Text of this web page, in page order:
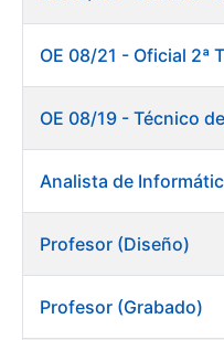
Mostrar/Ocultar
OE 08/21 - Oficial 2ª
Analista de
Profesor (Diseño)
Profesor (Grabado)